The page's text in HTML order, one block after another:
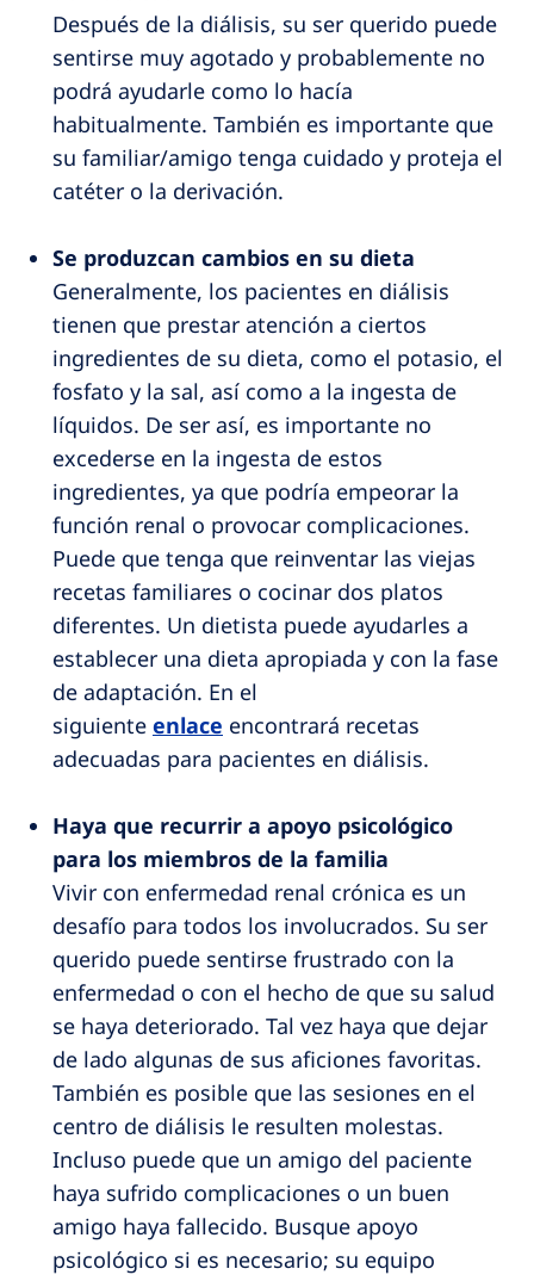
Después de la diálisis, su ser querido puede
sentirse muy agotado y probablemente no
podrá ayudarle como lo hacía
habitualmente. También es importante que
su familiar/amigo tenga cuidado y proteja el
catéter o la derivación.
Se produzcan cambios en su dieta
Generalmente, los pacientes en diálisis
tienen que prestar atención a ciertos
ingredientes de su dieta, como el potasio, el
fosfato y la sal, así como a la ingesta de
líquidos. De ser así, es importante no
excederse en la ingesta de estos
ingredientes, ya que podría empeorar la
función renal o provocar complicaciones.
Puede que tenga que reinventar las viejas
recetas familiares o cocinar dos platos
diferentes. Un dietista puede ayudarles a
establecer una dieta apropiada y con la fase
de adaptación. En el
siguiente enlace encontrará recetas
adecuadas para pacientes en diálisis.
Haya que recurrir a apoyo psicológico
para los miembros de la familia
Vivir con enfermedad renal crónica es un
desafío para todos los involucrados. Su ser
querido puede sentirse frustrado con la
enfermedad o con el hecho de que su salud
se haya deteriorado. Tal vez haya que dejar
de lado algunas de sus aficiones favoritas.
También es posible que las sesiones en el
centro de diálisis le resulten molestas.
Incluso puede que un amigo del paciente
haya sufrido complicaciones o un buen
amigo haya fallecido. Busque apoyo
psicológico si es necesario; su equipo